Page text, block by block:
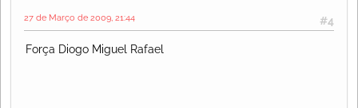
#4
27 de Março de 2009, 21:44
Força Diogo Miguel Rafael